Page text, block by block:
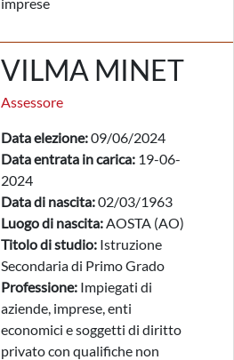
VILMA MINET
Assessore
Data elezione:09/06/2024
Data entrata in carica: 19-06-
2024
Data di nascita:02/03/1963
Luogo di nascita:AOSTA (AO)
Titolo di studio: Istruzione
Secondaria di Primo Grado
Professione: Impiegati di
aziende, imprese, enti
economici e soggetti di diritto
privato con qualifiche non